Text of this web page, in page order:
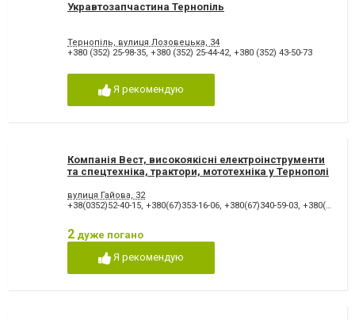
Укравтозапчастина Тернопіль
Тернопіль, вулиця Лозовецька, 34
+380 (352) 25-98-35, +380 (352) 25-44-42, +380 (352) 43-50-73
Я рекомендую
Компанія Вест, високоякісні електроінструменти
та спецтехніка, трактори, мототехніка у Тернополі
вулиця Гайова, 32
+38(0352)52-40-15, +380(67)353-16-06, +380(67)340-59-03, +380(97)842-06-17
2 дуже погано
Я рекомендую